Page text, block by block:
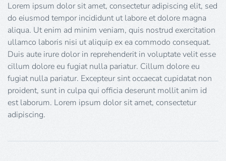
Lorem ipsum dolor sit amet, consectetur adipiscing elit, sed
do eiusmod tempor incididunt ut labore et dolore magna
aliqua. Ut enim ad minim veniam, quis nostrud exercitation
ullamco laboris nisi ut aliquip ex ea commodo consequat.
Duis aute irure dolor in reprehenderit in voluptate velit esse
cillum dolore eu fugiat nulla pariatur. Cillum dolore eu
fugiat nulla pariatur. Excepteur sint occaecat cupidatat non
proident, sunt in culpa qui officia deserunt mollit anim id
est laborum. Lorem ipsum dolor sit amet, consectetur
adipiscing.